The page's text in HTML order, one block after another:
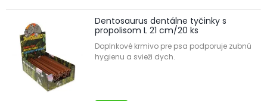
Dentosaurus dentálne tyčinky s
propolisom L 21 cm/20 ks
Doplnkové krmivo pre psa podporuje zubnú
hygienu a svieži dych.